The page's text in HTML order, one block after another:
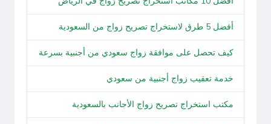
أفضل 5 طرق لاستخراج تصريح زواج من السعودية
كيف تحصل على موافقة زواج سعودي من أجنبية بسرعة
خدمة تعقيب زواج أجنبية من سعودي
مكتب استخراج تصريح زواج الأجانب بالسعودية